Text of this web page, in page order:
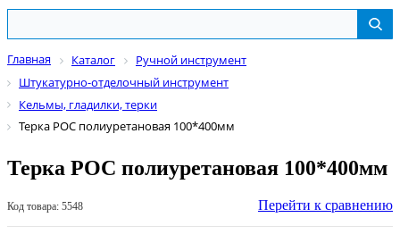
Главная Каталог
Ручной инструмент
Штукатурно-отделочный инструмент
Кельмы, гладилки, терки
Терка РОС полиуретановая 100*400мм
Терка РОС полиуретановая 100*400мм
Код товара: 5548 Перейти к сравнению